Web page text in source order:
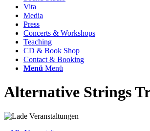
Vita
Media
Press
Concerts & Workshops
Teaching
CD & Book Shop
Contact & Booking
Menü Menü
Alternative Strings